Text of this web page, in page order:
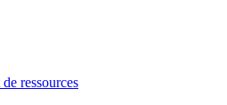
ressources